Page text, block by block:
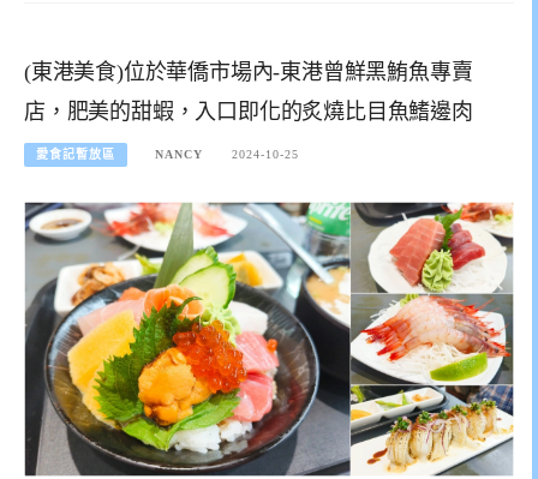
(東港美食)位於華僑市場內-東港曾鮮黑鮪魚專賣
店，肥美的甜蝦，入口即化的炙燒比目魚鰭邊肉
愛食記暫放區 NANCY 2024-10-25